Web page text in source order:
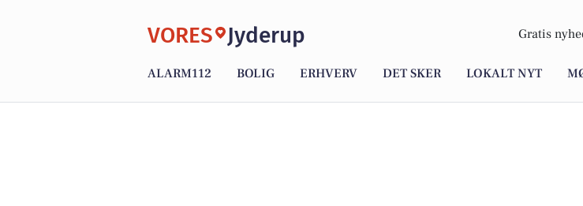
VORES Jyderup Gratis
ALARM112 BOLIG ERHVERV DET SKER LOKALT NYT